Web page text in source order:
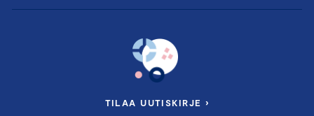
TILAA UUTISKIRJE ›